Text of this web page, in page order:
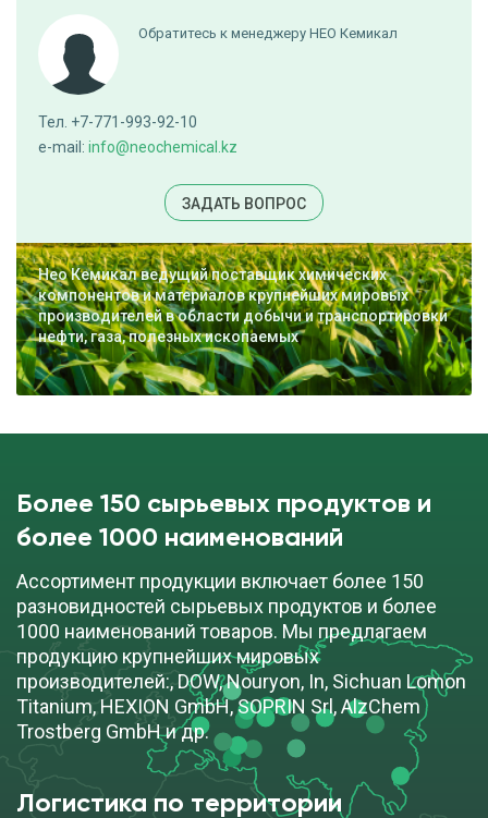
Обратитесь к менеджеру НЕО Кемикал
Тел. +7-771-993-92-10
e-mail: info@neochemical.kz
ЗАДАТЬ ВОПРОС
Нео Кемикал ведущий поставщик химических
компонентов и материалов крупнейших мировых
производителей в области добычи и транспортировки
нефти, газа, полезных ископаемых
Более 150 сырьевых продуктов и
более 1000 наименований
Ассортимент продукции включает более 150
разновидностей сырьевых продуктов и более
1000 наименований товаров. Мы предлагаем
продукцию крупнейших мировых
производителей:, DOW, Nouryon, In, Sichuan Lomon
Titanium, HEXION GmbH, SOPRIN Srl, AlzChem
Trostberg GmbH и др.
Логистика по территории